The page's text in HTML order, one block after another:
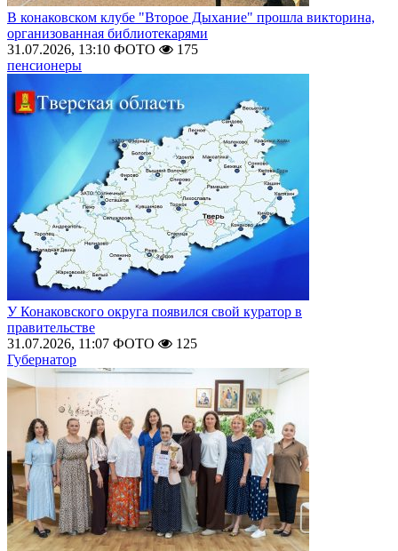
В конаковском клубе "Второе Дыхание" прошла викторина,
организованная библиотекарями
31.07.2026, 13:10 ФОТО
175
пенсионеры
У Конаковского округа появился свой куратор в
правительстве
31.07.2026, 11:07 ФОТО
125
Губернатор